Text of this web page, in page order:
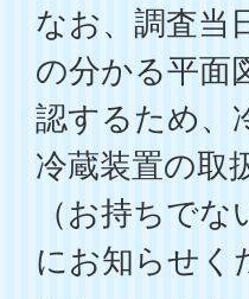
なお、調査当
の分かる平面
認するため、
冷蔵装置の取
（お持ちで
にお知らせく